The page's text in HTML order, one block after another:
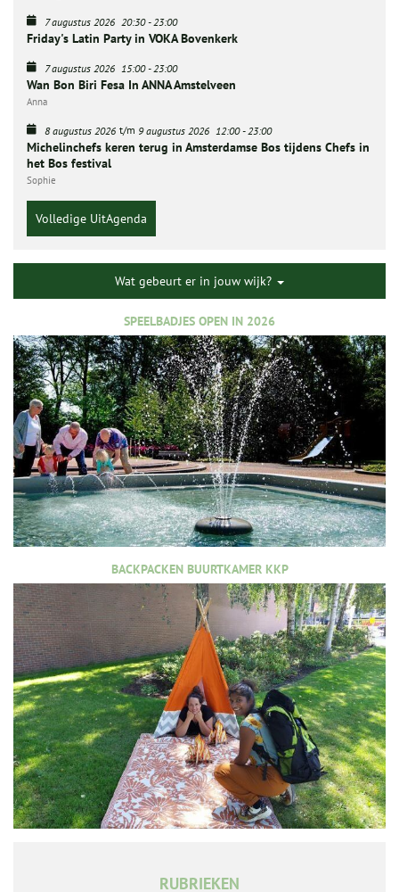
7 augustus 2026 20:30-23:00
Friday's Latin Party in VOKA Bovenkerk
7 augustus 2026 15:00-23:00
Wan Bon Biri Fesa In ANNA Amstelveen
Anna
8 augustus 2026 t/m 9 augustus 2026 12:00-23:00
Michelinchefs keren terug in Amsterdamse Bos tijdens Chefs in
het Bos festival
Sophie
Volledige UitAgenda
Wat gebeurt er in jouw wijk?
SPEELBADJES OPEN IN 2026
BACKPACKEN BUURTKAMER KKP
RUBRIEKEN